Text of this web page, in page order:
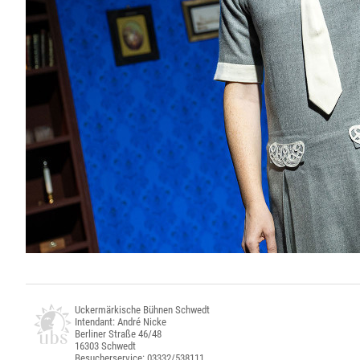
Uckermärkische Bühnen Schwedt
Intendant: André Nicke
Berliner Straße 46/48
16303 Schwedt